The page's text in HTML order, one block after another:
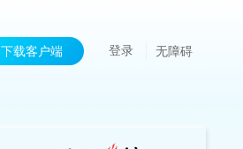
下载客户端 登录 无障碍